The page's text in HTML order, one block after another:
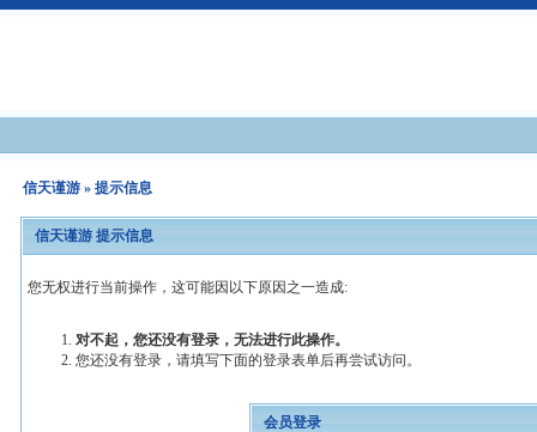
信天谨游 » 提示信息
信天谨游 提示信息
您无权进行当前操作，这可能因以下原因之一造成:
对不起，您还没有登录，无法进行此操作。
您还没有登录，请填写下面的登录表单后再尝试访问。
会员登录